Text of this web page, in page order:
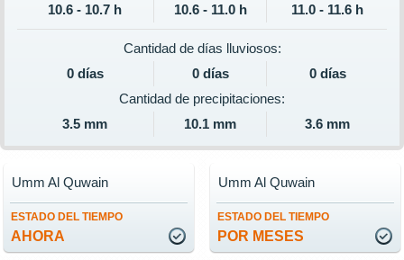
10.6 - 10.7 h
10.6 - 11.0 h 11.0 - 11.6 h
Cantidad de días lluviosos:
0 días
0 días
0 días
Cantidad de precipitaciones:
3.5 mm
10.1 mm 3.6 mm
ESTADO DEL TIEMPO
AHORA
Umm Al Quwain
ESTADO DEL TIEMPO
POR MESES
Umm Al Quwain